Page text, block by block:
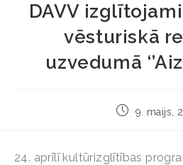
DAVV
vēsturiskā
uzvedumā
9. maijs,
24. aprīlī kultūrizglītības